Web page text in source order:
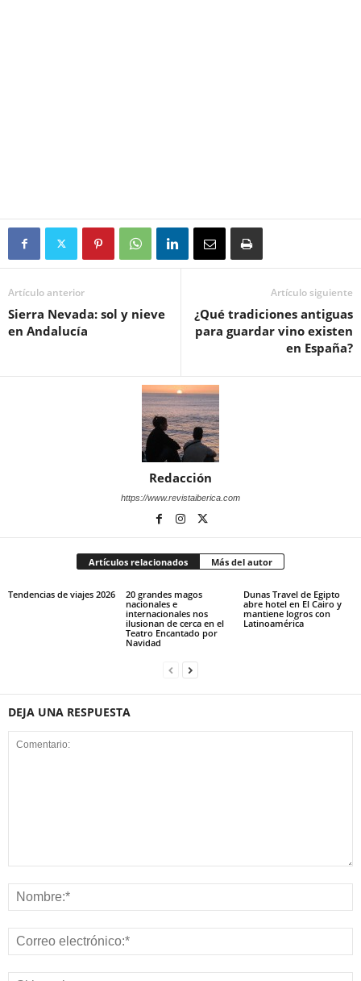
Artículo anterior
Sierra Nevada: sol y nieve
en Andalucía
Artículo siguiente
¿Qué tradiciones antiguas
para guardar vino existen
en España?
Redacción
https://www.revistaiberica.com
Artículos relacionados Más del autor
Tendencias de viajes 2026
20 grandes magos
nacionales e
internacionales nos
ilusionan de cerca en el
Teatro Encantado por
Navidad
Dunas Travel de Egipto
abre hotel en El Cairo y
mantiene logros con
Latinoamérica
DEJA UNA RESPUESTA